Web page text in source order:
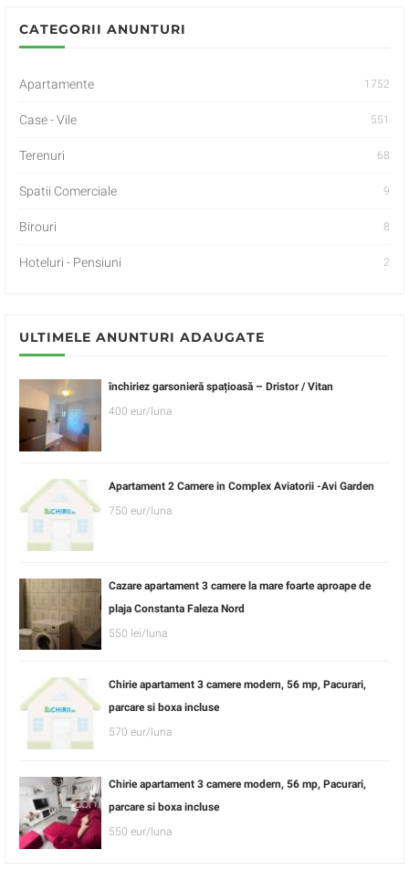
CATEGORII ANUNTURI
Apartamente 1752
Case - Vile 551
Terenuri 68
Spatii Comerciale 9
Birouri 8
Hoteluri - Pensiuni 2
ULTIMELE ANUNTURI ADAUGATE
închiriez garsonieră spațioasă – Dristor / Vitan
400 eur/luna
Apartament 2 Camere in Complex Aviatorii -Avi Garden
750 eur/luna
Cazare apartament 3 camere la mare foarte aproape de
plaja Constanta Faleza Nord
550 lei/luna
Chirie apartament 3 camere modern, 56 mp, Pacurari,
parcare si boxa incluse
570 eur/luna
Chirie apartament 3 camere modern, 56 mp, Pacurari,
parcare si boxa incluse
550 eur/luna